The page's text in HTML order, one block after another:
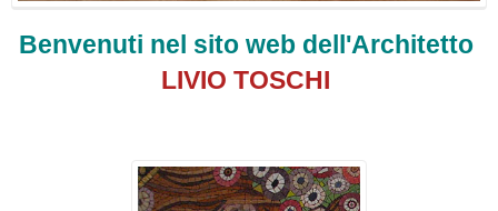
Benvenuti nel sito web dell'Architetto
LIVIO TOSCHI